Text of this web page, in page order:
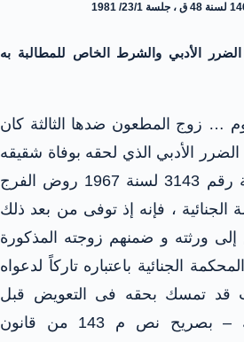
الأدبي والشرط الخاص للمطالبة به
… زوج المطعون ضدها الثالثة كان
الأدبي الذي لحقه بوفاة شقيقه
المجني عليه فى الجنحة رقم 3143 لسنة 1967 روض الفرج
الجنائية ، فإنه إذ توفى من بعد ذلك
ورثته و ضمنهم زوجته المذكورة
الجنائية باعتباره تاركاً لدعواه
قد تمسك بحقه فى التعويض قبل
وفاته و القضاء بالترك – بصريح نص م 143 من قانون